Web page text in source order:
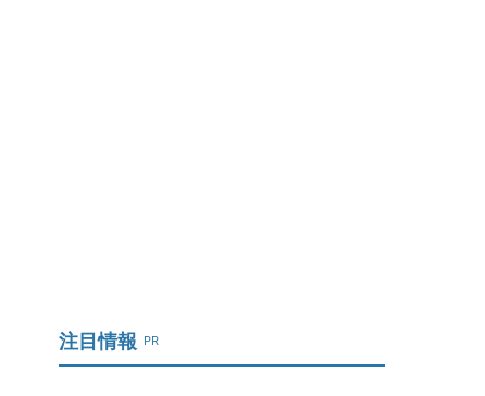
注目情報 PR